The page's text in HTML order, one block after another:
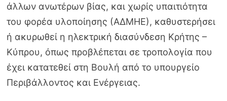
άλλων ανωτέρων βίας, και χωρίς υπαιτιότητα
του φορέα υλοποίησης (ΑΔΜΗΕ), καθυστερήσει
ή ακυρωθεί η ηλεκτρική διασύνδεση Κρήτης –
Κύπρου, όπως προβλέπεται σε τροπολογία που
έχει κατατεθεί στη Βουλή από το υπουργείο
Περιβάλλοντος και Ενέργειας.